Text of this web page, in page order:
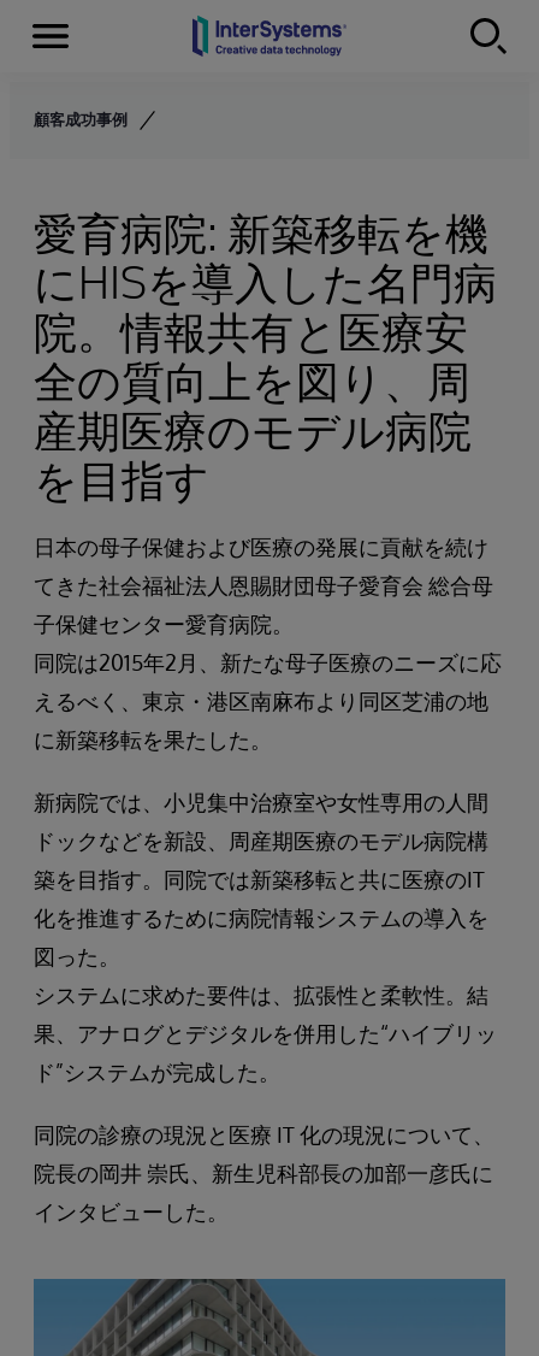
Skip to content
Menu
顧客成功事例
愛育病院: 新築移転を機
にHISを導入した名門病
院。情報共有と医療安
全の質向上を図り、周
産期医療のモデル病院
を目指す
日本の母子保健および医療の発展に貢献を続け
てきた社会福祉法人恩賜財団母子愛育会 総合母
子保健センター愛育病院。
同院は2015年2月、新たな母子医療のニーズに応
えるべく、東京・港区南麻布より同区芝浦の地
に新築移転を果たした。
新病院では、小児集中治療室や女性専用の人間
ドックなどを新設、周産期医療のモデル病院構
築を目指す。同院では新築移転と共に医療のIT
化を推進するために病院情報システムの導入を
図った。
システムに求めた要件は、拡張性と柔軟性。結
果、アナログとデジタルを併用した“ハイブリッ
ド”システムが完成した。
同院の診療の現況と医療 IT 化の現況について、
院長の岡井 崇氏、新生児科部長の加部一彦氏に
インタビューした。